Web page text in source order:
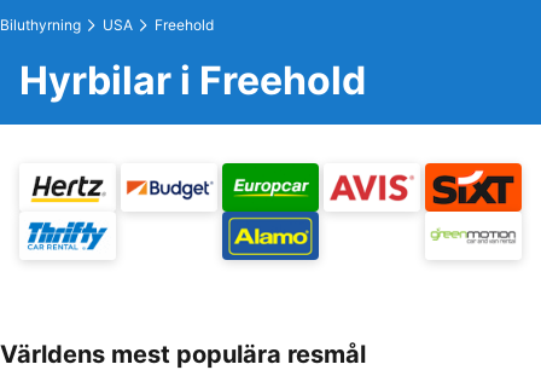
Biluthyrning USA Freehold
Hyrbilar i Freehold
Världens mest populära resmål